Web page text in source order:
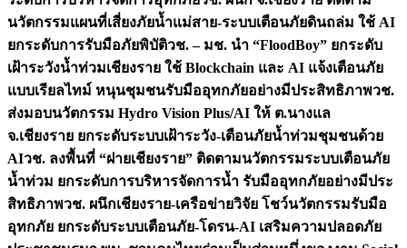
นวัตกรรมแผนที่เสี่ยงภัยน้ำแม่สาย-ระบบเตือนภัยดินถล่ม ใช้ AI
ยกระดับการรับมือภัยพิบัติวช. – มช. นำ “FloodBoy” ยกระดับ
เฝ้าระวังน้ำท่วมเชียงราย ใช้ Blockchain และ AI แจ้งเตือนภัย
แบบเรียลไทม์ หนุนชุมชนรับมืออุทกภัยอย่างมีประสิทธิภาพวช.
ส่งมอบนวัตกรรม Hydro Vision Plus/AI ให้ ต.นางแล
จ.เชียงราย ยกระดับระบบเฝ้าระวัง-เตือนภัยน้ำท่วมชุมชนด้วย
AIวช. ลงพื้นที่ “ฝายเชียงราย” ติดตามนวัตกรรมระบบเตือนภัย
น้ำท่วม ยกระดับการบริหารจัดการน้ำ รับมืออุทกภัยอย่างมีประ
สิทธิภาพวช. ผนึกเชียงราย-เครือข่ายวิจัย โชว์นวัตกรรมรับมือ
อุทกภัย ยกระดับระบบเตือนภัย-โดรน-AI เสริมความปลอดภัย